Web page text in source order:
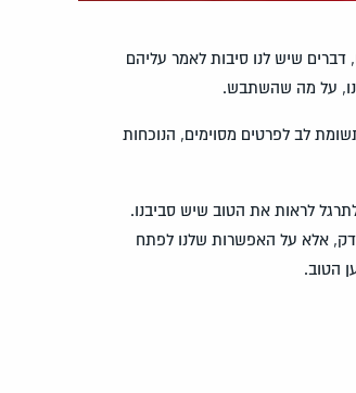
שיש לנו סיבות לאמר עליהם
על מה שהשתבש.
לב לפרטים מסוימים, הנוכחות
לראות את הטוב שיש סביבנו.
אלא על האפשרות שלנו לפתח
הטוב.